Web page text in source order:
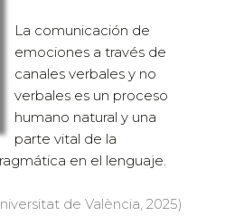
La comunicación de
emociones a través de
canales verbales y no
verbales es un proceso
humano natural y una
parte vital de la
en el lenguaje.
de València, 2025)